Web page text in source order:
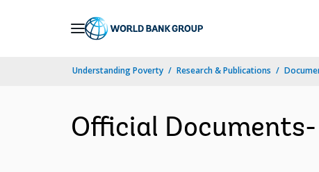
Understanding Poverty Research & Publications
Official